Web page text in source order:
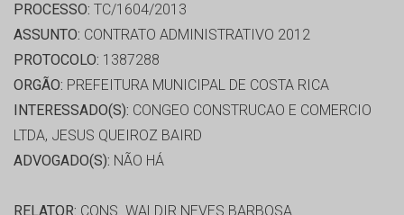
PROCESSO: TC/1604/2013
ASSUNTO: CONTRATO ADMINISTRATIVO 2012
PROTOCOLO: 1387288
ORGÃO: PREFEITURA MUNICIPAL DE COSTA RICA
INTERESSADO(S): CONGEO CONSTRUCAO E COMERCIO
LTDA, JESUS QUEIROZ BAIRD
ADVOGADO(S): NÃO HÁ
RELATOR: CONS. WALDIR NEVES BARBOSA